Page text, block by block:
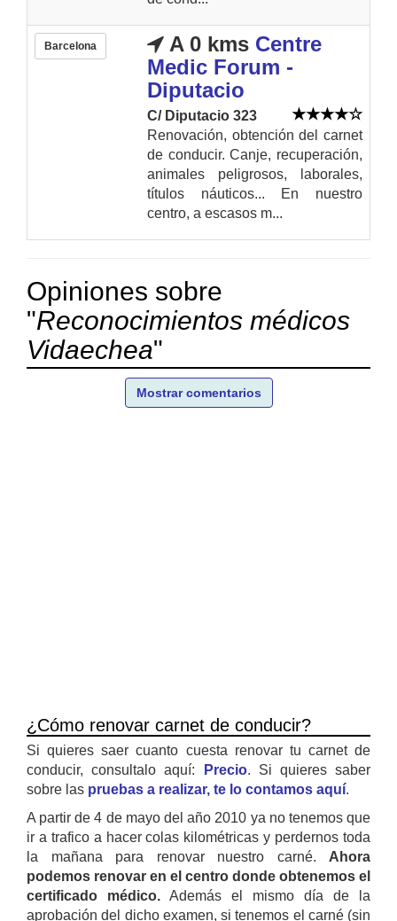
Barcelona A 0 kms Centre
Medic Forum -
Diputacio
C/ Diputacio 323
Renovación, obtención del carnet
de conducir. Canje, recuperación,
animales peligrosos, laborales,
títulos náuticos... En nuestro
centro, a escasos m...
Opiniones sobre
"Reconocimientos médicos
Vidaechea"
Mostrar comentarios
¿Cómo renovar carnet de conducir?
Si quieres saer cuanto cuesta renovar tu carnet de
conducir, consultalo aquí:
Precio. Si quieres saber
sobre las pruebas a realizar, te lo contamos aquí.
A partir de 4 de mayo del año 2010 ya no tenemos que
ir a trafico a hacer colas kilométricas y perdernos toda
la mañana para renovar nuestro carné. Ahora
podemos renovar en el centro donde obtenemos el
certificado médico. Además el mismo día de la
aprobación del dicho examen, si tenemos el carné (sin